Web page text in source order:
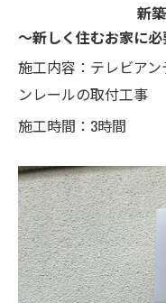
新
～新しく住むお家に
施工内容：テレビア
ンレールの取付工事
施工時間：3時間
お問